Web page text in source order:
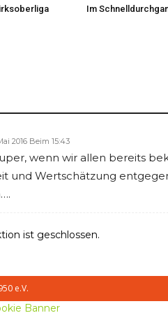
Im
2016 Beim 15:43
wenn wir allen bereits
und Wertschätzung
ist geschlossen.
e.V.
Banner